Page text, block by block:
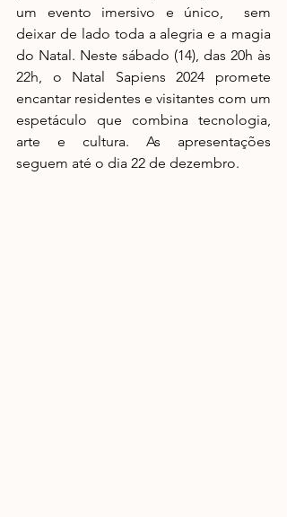
um evento imersivo e único,  sem
deixar de lado toda a alegria e a magia
do Natal. Neste sábado (14), das 20h às
22h, o Natal Sapiens 2024 promete
encantar residentes e visitantes com um
espetáculo que combina tecnologia,
arte e cultura. As apresentações
seguem até o dia 22 de dezembro.